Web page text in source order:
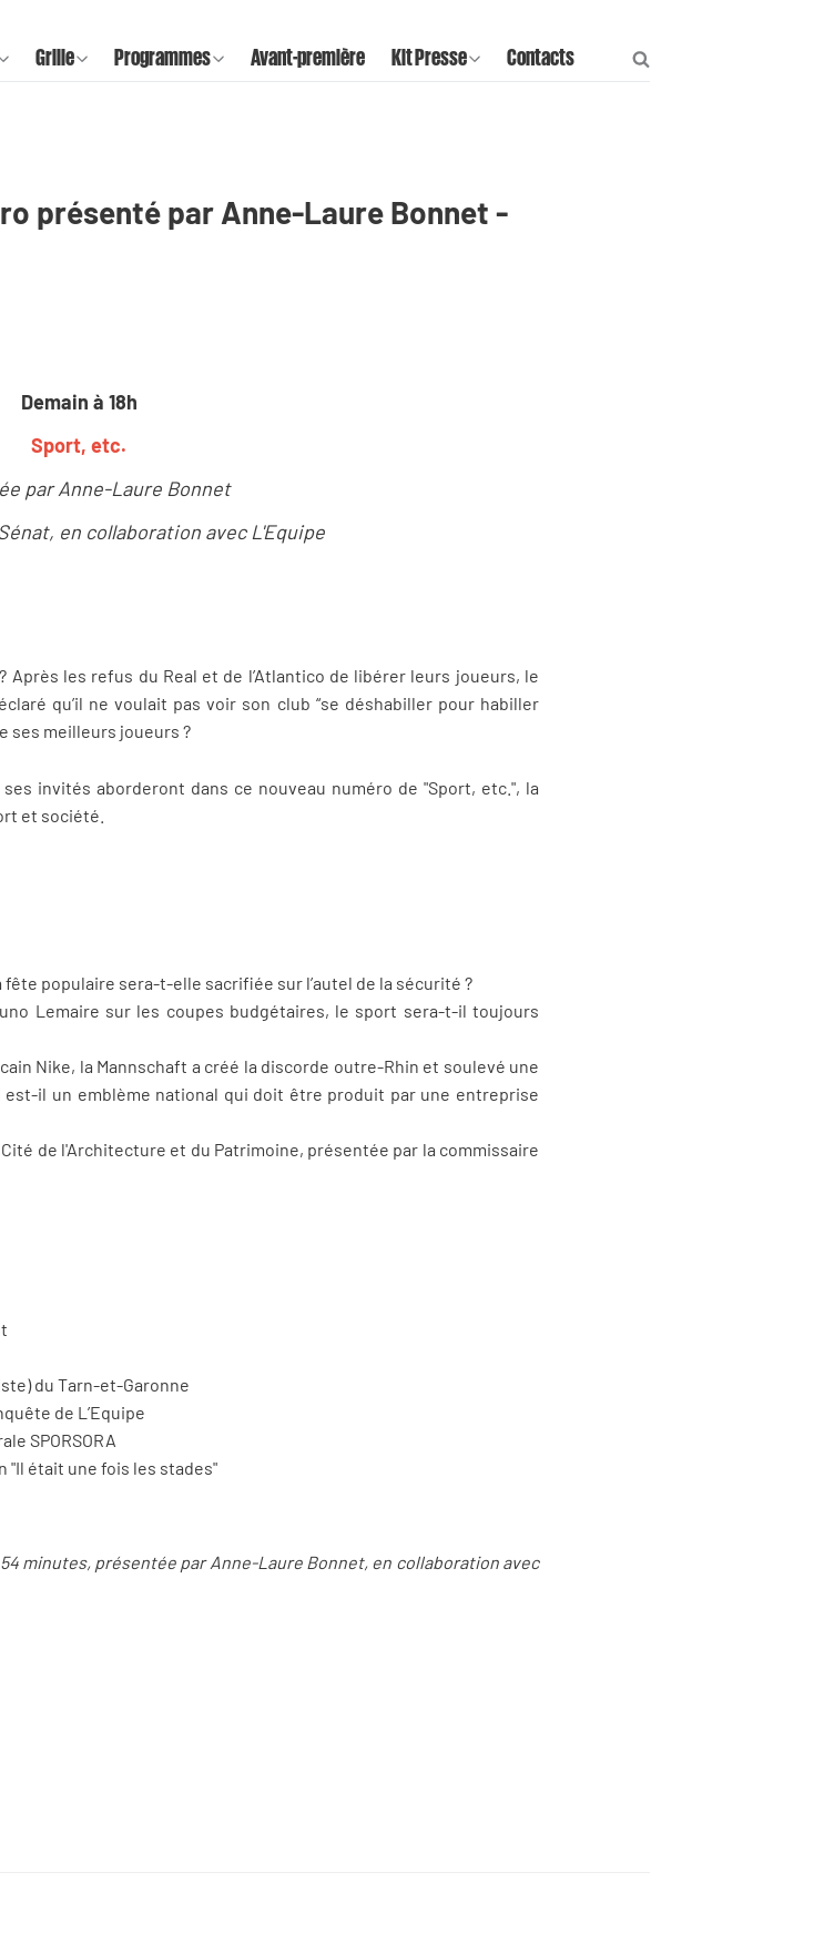
Grille Programmes Avant-première Kit Presse Contacts
présenté par Anne-Laure Bonnet -
Demain à 18h
Sport, etc.
par Anne-Laure Bonnet
en collaboration avec L'Equipe
Après les refus du Real et de l’Atlantico de libérer leurs joueurs, le
qu’il ne voulait pas voir son club “se déshabiller pour habiller
ses meilleurs joueurs ?
invités aborderont dans ce nouveau numéro de "Sport, etc.", la
et société.
populaire sera-t-elle sacrifiée sur l’autel de la sécurité ?
Lemaire sur les coupes budgétaires, le sport sera-t-il toujours
Nike, la Mannschaft a créé la discorde outre-Rhin et soulevé une
est-il un emblème national qui doit être produit par une entreprise
de l'Architecture et du Patrimoine, présentée par la commissaire
du Tarn-et-Garonne
de L’Equipe
SPORSORA
"Il était une fois les stades"
minutes, présentée par Anne-Laure Bonnet, en collaboration avec